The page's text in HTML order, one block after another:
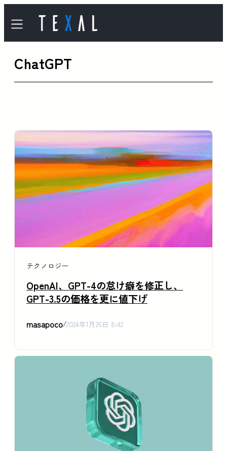
容
を
ChatGPT
テクノロジー
OpenAI、GPT-4の怠け癖を修正し、
GPT-3.5の価格を更に値下げ
masapoco/2024年1月26日 8:42